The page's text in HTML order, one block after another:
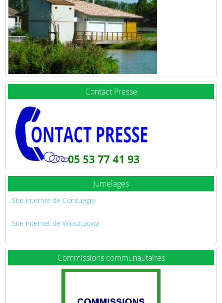
Contact Presse
Jumelages
. Site internet de Consuegra
. Site internet de Wloszczowa
Commissions communautaires